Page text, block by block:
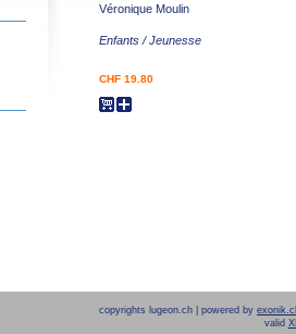
Véronique Moulin
Enfants / Jeunesse
CHF 19.80
copyrights lugeon.ch | powered by
valid